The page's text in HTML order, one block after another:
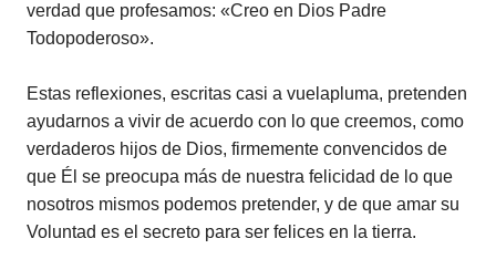
verdad que profesamos: «Creo en Dios Padre
Todopoderoso».
Estas reflexiones, escritas casi a vuelapluma, pretenden
ayudarnos a vivir de acuerdo con lo que creemos, como
verdaderos hijos de Dios, firmemente convencidos de
que Él se preocupa más de nuestra felicidad de lo que
nosotros mismos podemos pretender, y de que amar su
Voluntad es el secreto para ser felices en la tierra.